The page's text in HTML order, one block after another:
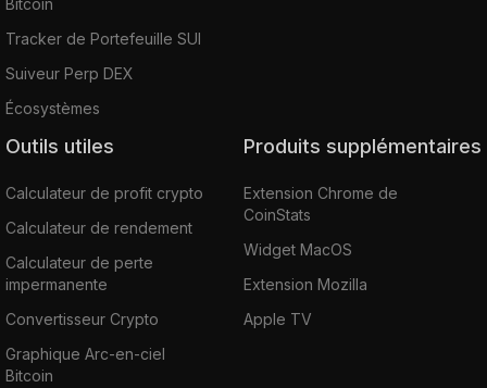
Tracker de Portefeuille SUI
Suiveur Perp DEX
Écosystèmes
Outils utiles
Calculateur de profit crypto
Calculateur de rendement
Calculateur de perte
impermanente
Convertisseur Crypto
Graphique Arc-en-ciel
Bitcoin
Produits supplémentaires
Extension Chrome de
CoinStats
Widget MacOS
Extension Mozilla
Apple TV